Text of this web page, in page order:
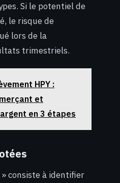
Si le potentiel de
le risque de
lors de la
trimestriels.
HPY :
et
en 3 étapes
consiste à identifier